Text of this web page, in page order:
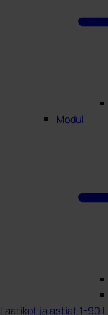
Modul
Laatikot ja astiat 1-90 L